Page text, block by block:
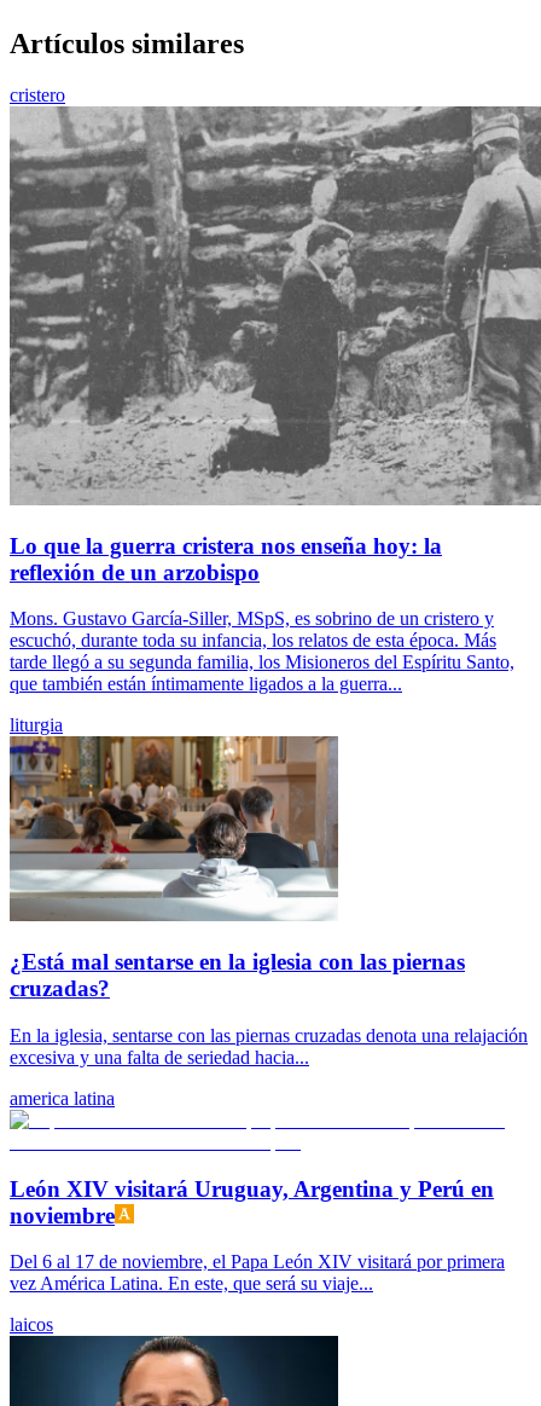
Artículos similares
cristero
Lo que la guerra cristera nos enseña hoy: la
reflexión de un arzobispo
Mons. Gustavo García-Siller, MSpS, es sobrino de un cristero y
escuchó, durante toda su infancia, los relatos de esta época. Más
tarde llegó a su segunda familia, los Misioneros del Espíritu Santo,
que también están íntimamente ligados a la guerra...
liturgia
¿Está mal sentarse en la iglesia con las piernas
cruzadas?
En la iglesia, sentarse con las piernas cruzadas denota una relajación
excesiva y una falta de seriedad hacia...
america latina
León XIV visitará Uruguay, Argentina y Perú en
noviembre
Del 6 al 17 de noviembre, el Papa León XIV visitará por primera
vez América Latina. En este, que será su viaje...
laicos